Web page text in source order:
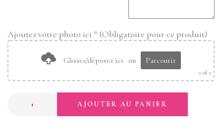
Ajoutez votre photo ici * (Obligatoire pour ce produit)
Glissez/déposez ici ou Parcourir
0 of 1
AJOUTER AU PANIER